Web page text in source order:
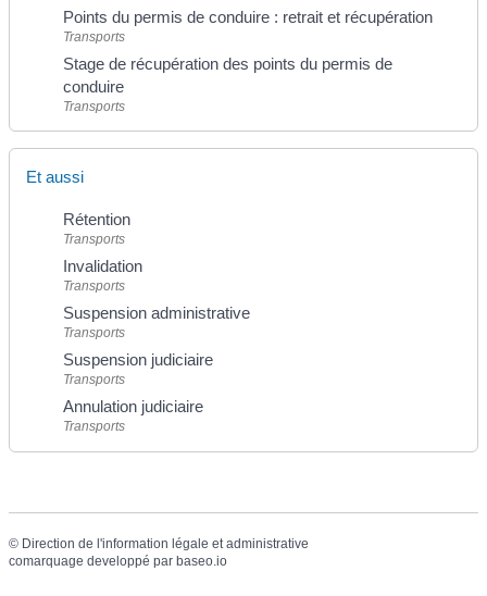
Points du permis de conduire : retrait et récupération
Transports
Stage de récupération des points du permis de
conduire
Transports
Et aussi
Rétention
Transports
Invalidation
Transports
Suspension administrative
Transports
Suspension judiciaire
Transports
Annulation judiciaire
Transports
© Direction de l'information légale et administrative
comarquage developpé par baseo.io